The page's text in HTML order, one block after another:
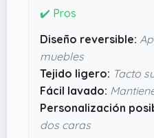
Lo práctico es que son
la forma y no den
son fáciles de lavar si
con el tiempo, el
suave, así que tu sofá
mucho en comodidad y
vida. Si buscas algo
✔️ Pros
Diseño reversible:
muebles
Tejido ligero: Tacto
Fácil lavado:
Personalización
dos caras